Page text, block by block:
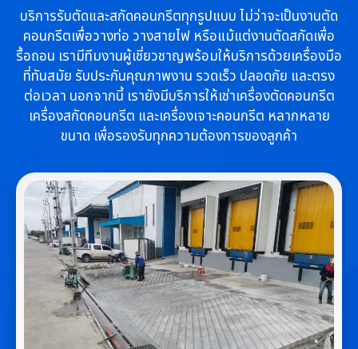
บริการรับตัดและสกัดคอนกรีตทุกรูปแบบ ไม่ว่าจะเป็นงานตัด
คอนกรีตเพื่อวางท่อ วางสายไฟ หรือแม้แต่งานตัดสกัดเพื่อ
รื้อถอน เรามีทีมงานผู้เชี่ยวชาญพร้อมให้บริการด้วยเครื่องมือ
ที่ทันสมัย รับประกันคุณภาพงาน รวดเร็ว ปลอดภัย และตรง
ต่อเวลา นอกจากนี้ เรายังมีบริการให้เช่าเครื่องตัดคอนกรีต
เครื่องสกัดคอนกรีต และเครื่องเจาะคอนกรีต หลากหลาย
ขนาด เพื่อรองรับทุกความต้องการของลูกค้า